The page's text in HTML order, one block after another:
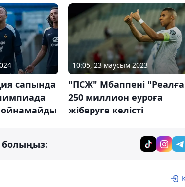
сапында
10:05, 23 маусым 2023
"ПСЖ" Мбаппені
250 миллион еуроға
жіберуге келісті
болыңыз: